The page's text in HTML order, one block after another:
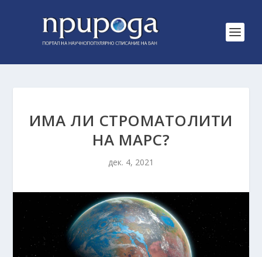
ИМА ЛИ СТРОМАТОЛИТИ
НА МАРС?
дек. 4, 2021